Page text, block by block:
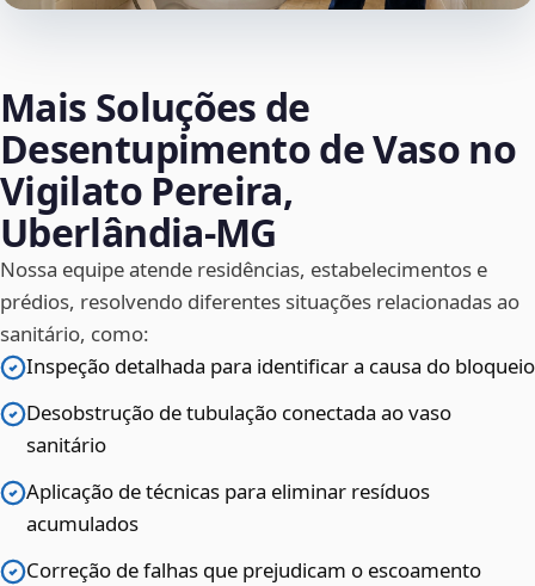
Mais Soluções de
Desentupimento de Vaso no
Vigilato Pereira,
Uberlândia‑MG
Nossa equipe atende residências, estabelecimentos e
prédios, resolvendo diferentes situações relacionadas ao
sanitário, como:
Inspeção detalhada para identificar a causa do bloqueio
Desobstrução de tubulação conectada ao vaso
sanitário
Aplicação de técnicas para eliminar resíduos
acumulados
Correção de falhas que prejudicam o escoamento